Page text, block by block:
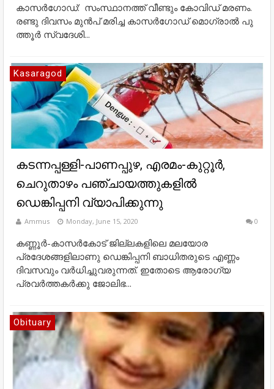
കാ​സ​ര്‍​ഗോ​ഡ്: സം​സ്ഥാ​ന​ത്ത് വീ​ണ്ടും കോ​വി​ഡ് മ​ര​ണം.
ര​ണ്ടു ദി​വ​സം മുൻപ് മരിച്ച കാ​സ​ര്‍​ഗോ​ഡ് മൊ​ഗ്രാ​ല്‍ പു​
ത്തൂ​ര്‍ സ്വ​ദേ​ശി...
Kasaragod
കടന്നപ്പള്ളി-പാണപ്പുഴ, എരമം-കുറ്റൂർ,
ചെറുതാഴം പഞ്ചായത്തുകളിൽ
ഡെങ്കിപ്പനി വ്യാപിക്കുന്നു
Ammus Monday, June 15, 2020 0
കണ്ണൂർ-കാസർകോട് ജില്ലകളിലെ മലയോര
പ്രദേശങ്ങളിലാണു ഡെങ്കിപ്പനി ബാധിതരുടെ എണ്ണം
ദിവസവും വർധിച്ചുവരുന്നത്. ഇതോടെ ആരോഗ്യ
പ്രവർത്തകർക്കു ജോലിഭ...
Obituary